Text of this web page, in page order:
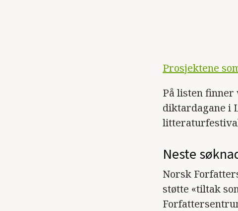
Prosjektene
På listen
diktardagane i
Neste
Norsk
støtte «tiltak